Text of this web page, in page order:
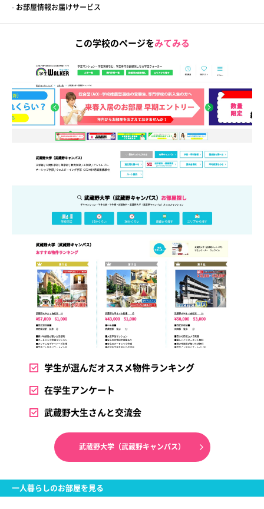
- お部屋情報お届けサービス
この学校のページをみてみる
学生が選んだオススメ物件ランキング
在学生アンケート
武蔵野大生さんと交流会
武蔵野大学（武蔵野キャンパス）
一人暮らしのお部屋を見る